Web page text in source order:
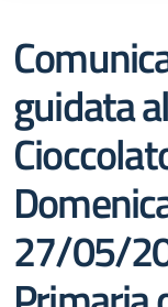
guidata
27/05/